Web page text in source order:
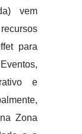
vem
para
e
Zona